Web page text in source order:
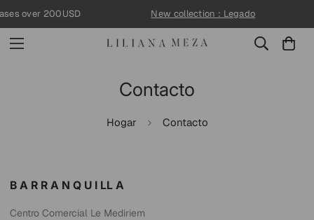
↵Skip to content
↵Skip to menu
↵Skip to footer
↵Open Accessibility Widget
over 200USD New collection : Legado
Contacto
Hogar Contacto
B A R R A N Q U I LL A
Centro Comercial Le Mediriem